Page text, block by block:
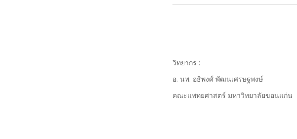
วิทยากร :
อ. นพ. อธิพงศ์ พัฒนเศรษฐพงษ์
คณะแพทยศาสตร์ มหาวิทยาลัยขอนแก่น